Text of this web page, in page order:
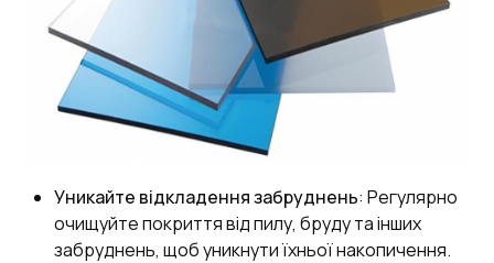
Уникайте відкладення забруднень: Регулярно
очищуйте покриття від пилу, бруду та інших
забруднень, щоб уникнути їхньої накопичення.